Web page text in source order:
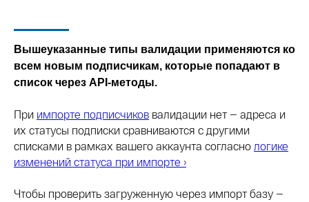
Вышеуказанные типы валидации применяются ко
всем новым подписчикам, которые попадают в
список через API-методы.
При импорте подписчиков валидации нет — адреса и
их статусы подписки сравниваются с другими
списками в рамках вашего аккаунта согласно логике
изменений статуса при импорте ›
Чтобы проверить загруженную через импорт базу —